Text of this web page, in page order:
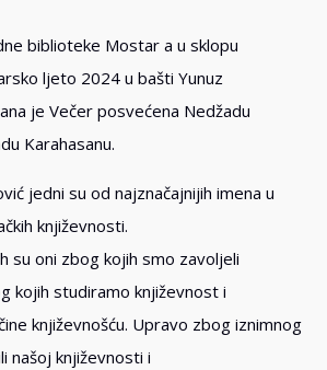
biblioteke Mostar a u sklopu
ljeto 2024 u bašti Yunuz
je Večer posvećena Nedžadu
Karahasanu.
jedni su od najznačajnijih imena u
književnosti.
su oni zbog kojih smo zavoljeli
kojih studiramo književnost i
književnošću. Upravo zbog iznimnog
našoj književnosti i